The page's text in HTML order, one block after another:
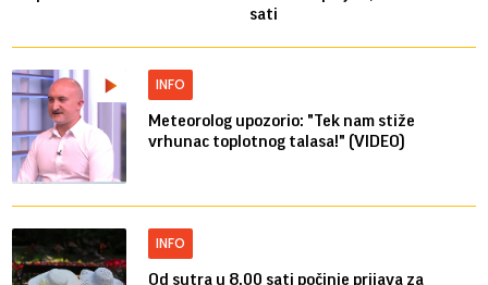
sati
INFO
Meteorolog upozorio: "Tek nam stiže
vrhunac toplotnog talasa!" (VIDEO)
INFO
Od sutra u 8.00 sati počinje prijava za